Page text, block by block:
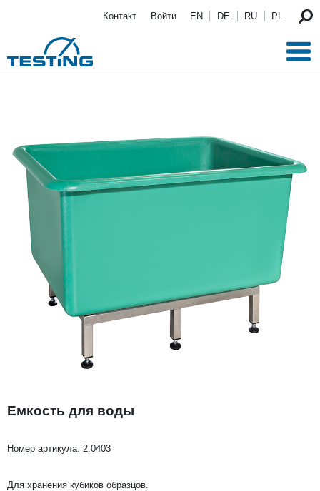
Контакт Войти EN DE RU PL
Емкость для воды
Номер артикула: 2.0403
Для хранения кубиков образцов.